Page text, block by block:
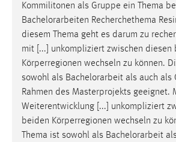
Kommilitonen als Gruppe ein Thema
Bachelorarbeiten Recherchethema
diesem Thema geht es darum zu
mit [...] unkompliziert zwischen diesen
Körperregionen wechseln zu können.
sowohl als Bachelorarbeit als auch als
Rahmen des Masterprojekts geeignet.
Weiterentwicklung [...] unkompliziert
beiden Körperregionen wechseln zu
Thema ist sowohl als Bachelorarbeit
MibewSessionID, MIBEW_UserID,
chat-frame-style-5e9dbeb1811c0446
Zweck:
Wird benötigt um die Chatfunktion
Cookie Laufzeit:
MibewSessionID, mibew-chat-frame-
5e9dbeb1811c0446 = Sitzungslaufzeit,